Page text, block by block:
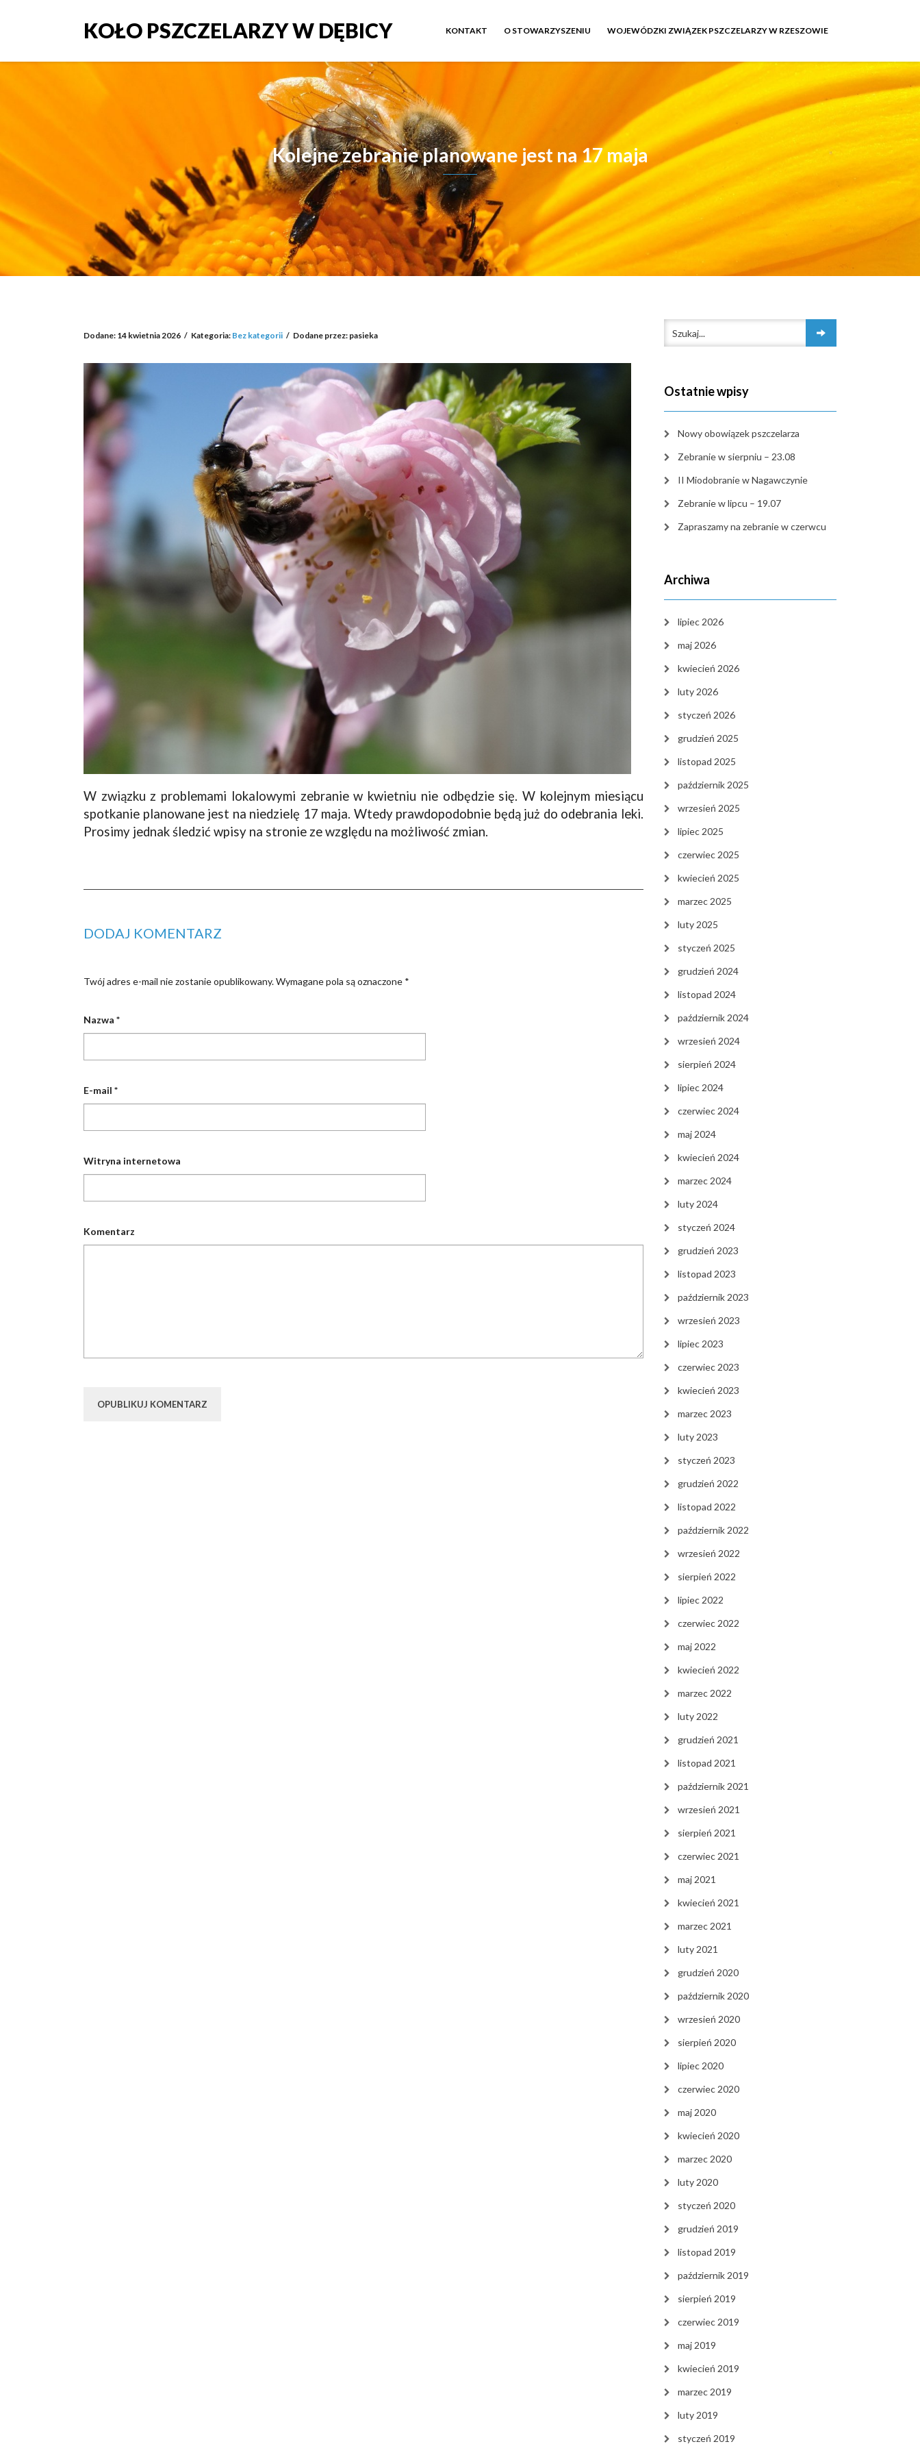
KOŁO PSZCZELARZY W DĘBICY KONTAKT O STOWARZYSZENIU WOJEWÓDZKI ZWIĄZEK PSZCZELARZY W RZESZOWIE
Kolejne zebranie planowane jest na 17 maja
Dodane: 14 kwietnia 2026 / Kategoria: Bez kategorii / Dodane przez: pasieka
W związku z problemami lokalowymi zebranie w kwietniu nie odbędzie się. W kolejnym miesiącu
spotkanie planowane jest na niedzielę 17 maja. Wtedy prawdopodobnie będą już do odebrania leki.
Prosimy jednak śledzić wpisy na stronie ze względu na możliwość zmian.
DODAJ KOMENTARZ
Twój adres e-mail nie zostanie opublikowany.Wymagane pola są oznaczone *
Nazwa *
E-mail *
Witryna internetowa
Komentarz
Ostatnie wpisy
Nowy obowiązek pszczelarza
Zebranie w sierpniu – 23.08
II Miodobranie w Nagawczynie
Zebranie w lipcu – 19.07
Zapraszamy na zebranie w czerwcu
Archiwa
lipiec 2026
maj 2026
kwiecień 2026
luty 2026
styczeń 2026
grudzień 2025
listopad 2025
październik 2025
wrzesień 2025
lipiec 2025
czerwiec 2025
kwiecień 2025
marzec 2025
luty 2025
styczeń 2025
grudzień 2024
listopad 2024
październik 2024
wrzesień 2024
sierpień 2024
lipiec 2024
czerwiec 2024
maj 2024
kwiecień 2024
marzec 2024
luty 2024
styczeń 2024
grudzień 2023
listopad 2023
październik 2023
wrzesień 2023
lipiec 2023
czerwiec 2023
kwiecień 2023
marzec 2023
luty 2023
styczeń 2023
grudzień 2022
listopad 2022
październik 2022
wrzesień 2022
sierpień 2022
lipiec 2022
czerwiec 2022
maj 2022
kwiecień 2022
marzec 2022
luty 2022
grudzień 2021
listopad 2021
październik 2021
wrzesień 2021
sierpień 2021
czerwiec 2021
maj 2021
kwiecień 2021
marzec 2021
luty 2021
grudzień 2020
październik 2020
wrzesień 2020
sierpień 2020
lipiec 2020
czerwiec 2020
maj 2020
kwiecień 2020
marzec 2020
luty 2020
styczeń 2020
grudzień 2019
listopad 2019
październik 2019
sierpień 2019
czerwiec 2019
maj 2019
kwiecień 2019
marzec 2019
luty 2019
styczeń 2019